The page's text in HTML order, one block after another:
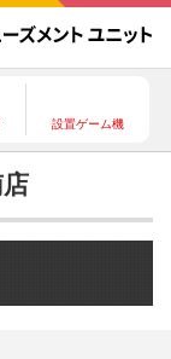
設置ゲーム機